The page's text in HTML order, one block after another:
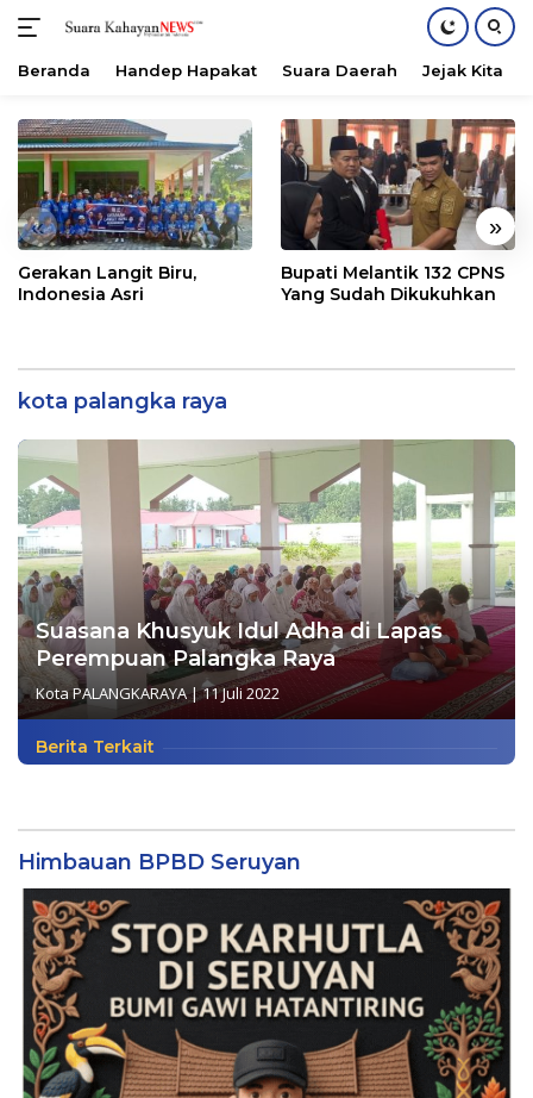
konten
Beranda Handep Hapakat Suara Daerah Jejak Kita
« »
Gerakan Langit Biru,
Indonesia Asri
Bupati Melantik 132 CPNS
Yang Sudah Dikukuhkan
kota palangka raya
Suasana Khusyuk Idul Adha di Lapas
Perempuan Palangka Raya
Kota PALANGKARAYA|11 Juli 2022
Berita Terkait
Himbauan BPBD Seruyan